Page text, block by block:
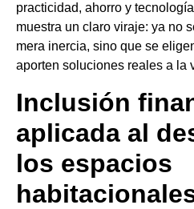
practicidad, ahorro y
muestra un claro viraje: ya no
mera inercia, sino que se
aporten soluciones reales a la
Inclusión
aplicada al
los espacios